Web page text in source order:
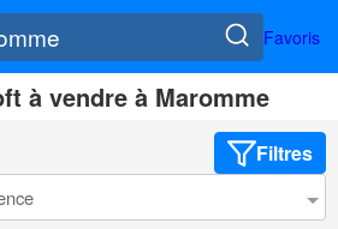
Favoris
à vendre à Maromme
Filtres